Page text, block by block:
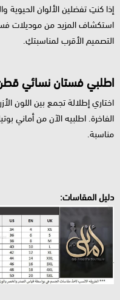
إذا كنتِ تفضلين الألوان الحيوية
استكشاف المزيد من موديلات
التصميم الأقرب لمناسبتكِ.
اطلبي فستان نسائي قطن
اختاري إطلالة تجمع بين اللون
الفاخرة. اطلبيه الآن من أماني
مناسبة.
دليل المقاسات: